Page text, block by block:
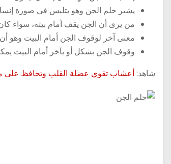
يشير حلم الجن وهو يتلبس في صورة
من يرى أن الجن يقف أمام بيته، سواء
معنى آخر لوقوف الجن أمام البيت وهو
وقوف الجن بشكل أو بآخر أمام البيت
شاهد:أعشاب تقوي عضلة القلب وتحافظ على